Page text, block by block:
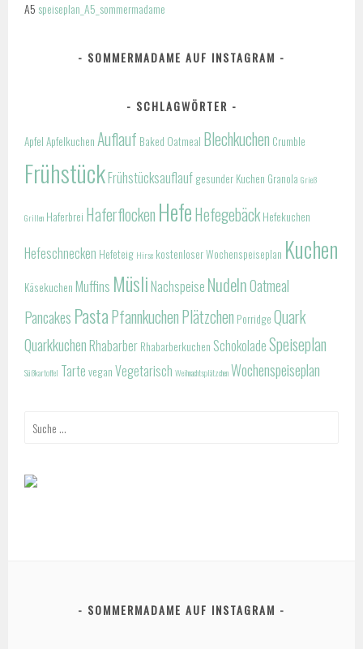
A5 speiseplan_A5_sommermadame
SOMMERMADAME AUF INSTAGRAM
SCHLAGWÖRTER
Apfel Apfelkuchen Auflauf Baked Oatmeal Blechkuchen Crumble
FrühstückFrühstücksauflauf gesunder Kuchen Granola Grieß
Grillen Haferbrei Haferflocken HefeHefegebäck Hefekuchen
Hefeschnecken Hefeteig Hirse kostenloser Wochenspeiseplan Kuchen
Käsekuchen Muffins Müsli Nachspeise NudelnOatmeal
Pancakes PastaPfannkuchenPlätzchen Porridge Quark
Quarkkuchen Rhabarber Rhabarberkuchen SchokoladeSpeiseplan
Süßkartoffel Tarte vegan Vegetarisch Weihnachtsplätzchen Wochenspeiseplan
Suche
SOMMERMADAME AUF INSTAGRAM